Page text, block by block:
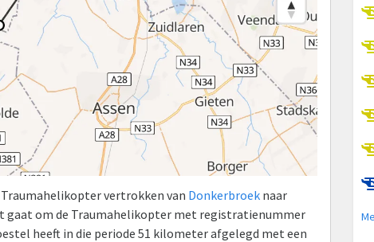
Traumahelikopter vertrokken van Donkerbroek naar
gaat om de Traumahelikopter met registratienummer
heeft in die periode 51 kilometer afgelegd met een